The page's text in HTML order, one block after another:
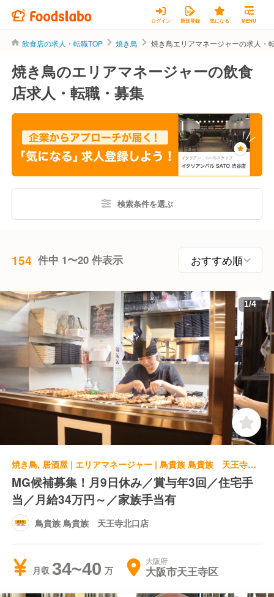
ログイン 新規登録 気になる MENU
飲食店の求人・転職TOP 焼き鳥 焼き鳥エリアマネージャーの求人・
焼き鳥のエリアマネージャーの飲食
店求人・転職・募集
検索条件を選ぶ
154 件中 1〜20 件表示
1/4
焼き鳥, 居酒屋 | エリアマネージャー | 鳥貴族 鳥貴族 天王寺北口店
MG候補募集！月9日休み／賞与年3回／住宅手
当／月給34万円～／家族手当有
鳥貴族 鳥貴族 天王寺北口店
月収 34~40 大阪府
大阪市天王寺区